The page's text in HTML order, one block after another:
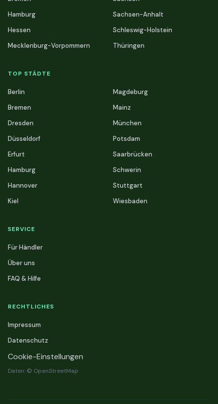
Hamburg
Hessen
Mecklenburg-Vorpommern
Sachsen-Anhalt
Schleswig-Holstein
Thüringen
TOP STÄDTE
Berlin
Bremen
Dresden
Düsseldorf
Erfurt
Hamburg
Hannover
Kiel
Magdeburg
Mainz
München
Potsdam
Saarbrücken
Schwerin
Stuttgart
Wiesbaden
SERVICE
Für Händler
Über uns
FAQ & Hilfe
RECHTLICHES
Impressum
Datenschutz
Cookie-Einstellungen
Daten: © OpenStreetMap